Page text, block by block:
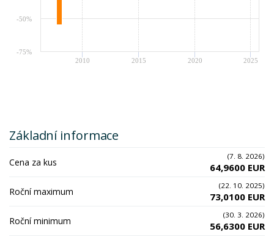
2010 2015 2020 2025
-75%
-50%
Základní informace
Cena za kus (7. 8. 2026)
64,9600 EUR
Roční maximum (22. 10. 2025)
73,0100 EUR
Roční minimum (30. 3. 2026)
56,6300 EUR